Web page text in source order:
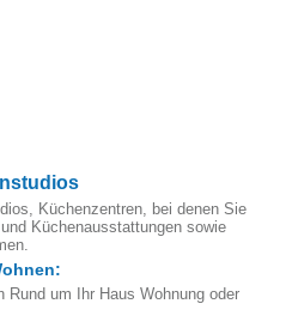
Küchenzentren, bei denen Sie
Küchenausstattungen sowie
Rund um Ihr Haus Wohnung oder